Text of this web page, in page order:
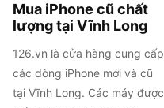
Mua iPhone cũ chất
lượng tại Vĩnh Long
126.vn là cửa hàng cung cấp
các dòng iPhone mới và cũ
tại Vĩnh Long. Các máy được